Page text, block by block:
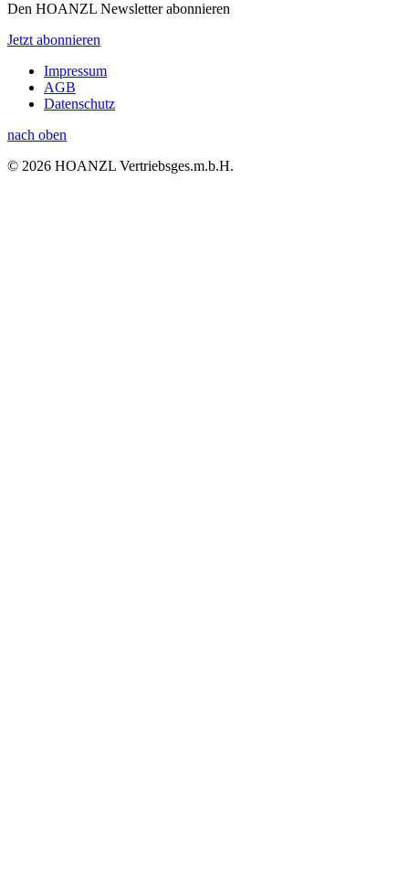
Den HOANZL Newsletter abonnieren
Jetzt abonnieren
Impressum
AGB
Datenschutz
nach oben
© 2026 HOANZL Vertriebsges.m.b.H.